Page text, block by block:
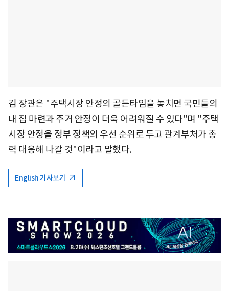
김 장관은 "주택시장 안정의 골든타임을 놓치면 국민들의
내 집 마련과 주거 안정이 더욱 어려워질 수 있다"며 "주택
시장 안정을 정부 정책의 우선 순위로 두고 관계부처가 총
력 대응해 나갈 것"이라고 말했다.
English 기사보기